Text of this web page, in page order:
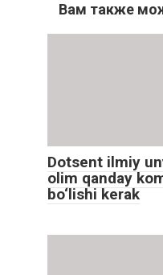
Вам также
Dotsent ilmiy
olim qanday
bo‘lishi kerak